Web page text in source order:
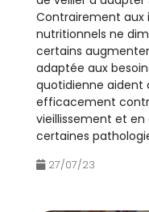
Contrairement aux
nutritionnels ne
certains
adaptée aux
quotidienne aident
efficacement
vieillissement et
certaines
27/07/23